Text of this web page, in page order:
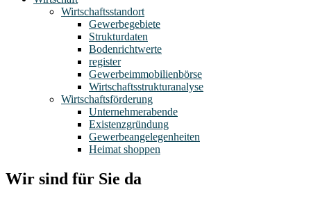
Wirtschaftsstandort
Gewerbegebiete
Strukturdaten
Bodenrichtwerte
register
Gewerbeimmobilienbörse
Wirtschaftsstrukturanalyse
Wirtschaftsförderung
Unternehmerabende
Existenzgründung
Gewerbeangelegenheiten
Heimat shoppen
Wir sind für Sie da